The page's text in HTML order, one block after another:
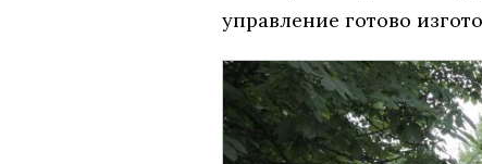
управление готово